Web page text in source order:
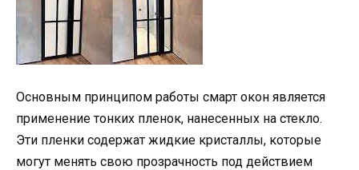
Основным принципом работы смарт окон является
применение тонких пленок, нанесенных на стекло.
Эти пленки содержат жидкие кристаллы, которые
могут менять свою прозрачность под действием